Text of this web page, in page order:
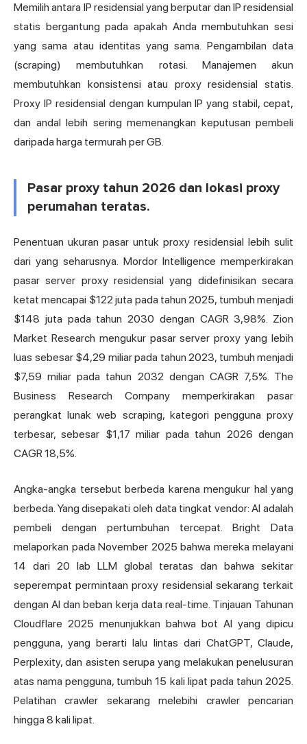
Memilih antara IP residensial yang berputar dan IP residensial
statis bergantung pada apakah Anda membutuhkan sesi
yang sama atau identitas yang sama. Pengambilan data
(scraping) membutuhkan rotasi. Manajemen akun
membutuhkan konsistensi atau proxy residensial statis.
Proxy IP residensial dengan kumpulan IP yang stabil, cepat,
dan andal lebih sering memenangkan keputusan pembeli
daripada harga termurah per GB.
Pasar proxy tahun 2026 dan lokasi proxy
perumahan teratas.
Penentuan ukuran pasar untuk proxy residensial lebih sulit
dari yang seharusnya. Mordor Intelligence memperkirakan
pasar server proxy residensial yang didefinisikan secara
ketat mencapai $122 juta pada tahun 2025, tumbuh menjadi
$148 juta pada tahun 2030 dengan CAGR 3,98%. Zion
Market Research mengukur pasar server proxy yang lebih
luas sebesar $4,29 miliar pada tahun 2023, tumbuh menjadi
$7,59 miliar pada tahun 2032 dengan CAGR 7,5%. The
Business Research Company memperkirakan pasar
perangkat lunak web scraping, kategori pengguna proxy
terbesar, sebesar $1,17 miliar pada tahun 2026 dengan
CAGR 18,5%.
Angka-angka tersebut berbeda karena mengukur hal yang
berbeda. Yang disepakati oleh data tingkat vendor: AI adalah
pembeli dengan pertumbuhan tercepat. Bright Data
melaporkan pada November 2025 bahwa mereka melayani
14 dari 20 lab LLM global teratas dan bahwa sekitar
seperempat permintaan proxy residensial sekarang terkait
dengan AI dan beban kerja data real-time. Tinjauan Tahunan
Cloudflare 2025 menunjukkan bahwa bot AI yang dipicu
pengguna, yang berarti lalu lintas dari ChatGPT, Claude,
Perplexity, dan asisten serupa yang melakukan penelusuran
atas nama pengguna, tumbuh 15 kali lipat pada tahun 2025.
Pelatihan crawler sekarang melebihi crawler pencarian
hingga 8 kali lipat.